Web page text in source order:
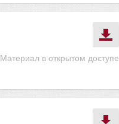
Материал в открытом доступе